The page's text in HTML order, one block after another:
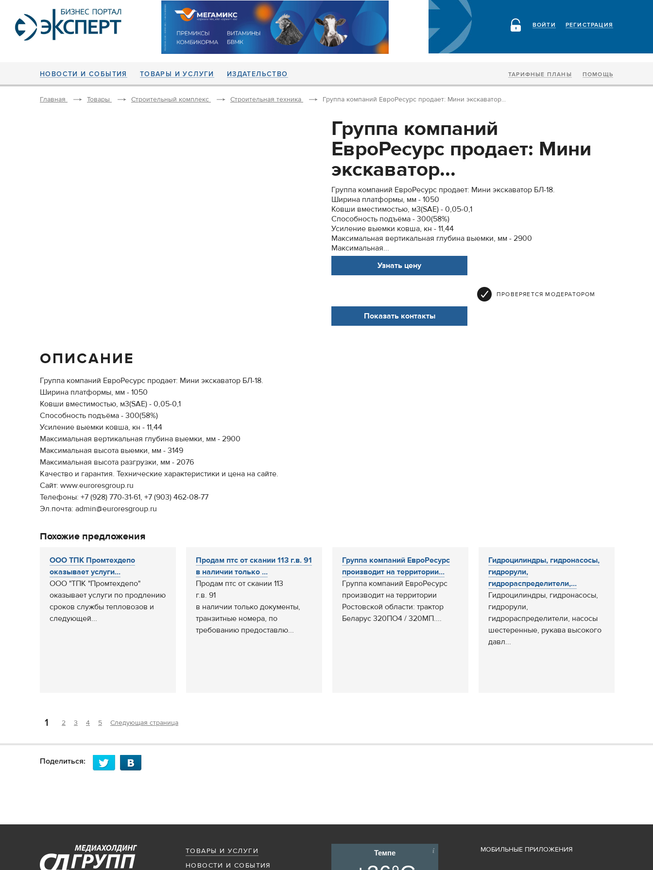
РЕГИСТРАЦИЯ
ВОЙТИ
НОВОСТИ И СОБЫТИЯ ТОВАРЫ И УСЛУГИ ИЗДАТЕЛЬСТВО ТАРИФНЫЕ ПЛАНЫ ПОМОЩЬ
Главная Товары Строительный комплекс Строительная техника Группа компаний ЕвроРесурс продает: Мини экскаватор...
Группа компаний
ЕвроРесурс продает: Мини
экскаватор...
Группа компаний ЕвроРесурс продает: Мини экскаватор БЛ-18.
Ширина платформы, мм - 1050
Ковши вместимостью, м3(SAE) - 0,05-0,1
Способность подъёма - 300(58%)
Усиление выемки ковша, кн - 11,44
Максимальная вертикальная глубина выемки, мм - 2900
Максимальная...
Узнать цену
ПРОВЕРЯЕТСЯ МОДЕРАТОРОМ
Показать контакты
ОПИСАНИЕ
Группа компаний ЕвроРесурс продает: Мини экскаватор БЛ-18.
Ширина платформы, мм - 1050
Ковши вместимостью, м3(SAE) - 0,05-0,1
Способность подъёма - 300(58%)
Усиление выемки ковша, кн - 11,44
Максимальная вертикальная глубина выемки, мм - 2900
Максимальная высота выемки, мм - 3149
Максимальная высота разгрузки, мм - 2076
Качество и гарантия. Технические характеристики и цена на сайте.
Сайт: www.euroresgroup.ru
Телефоны: +7 (928) 770-31-61, +7 (903) 462-08-77
Эл.почта: admin@euroresgroup.ru
Похожие предложения
ООО ТПК Промтехдепо
оказывает услуги...
ООО "ТПК "Промтехдепо"
оказывает услуги по продлению
сроков службы тепловозов и
следующей...
Продам птс от скании 113 г.в. 91
в наличии только ...
Продам птс от скании 113
г.в. 91
в наличии только документы,
транзитные номера, по
требованию предоставлю...
Группа компаний ЕвроРесурс
производит на территории...
Группа компаний ЕвроРесурс
производит на территории
Ростовской области: трактор
Беларус 320ПО4 / 320МП....
Гидроцилиндры, гидронасосы,
гидрорули,
гидрораспределители,...
Гидроцилиндры, гидронасосы,
гидрорули,
гидрораспределители, насосы
шестеренные, рукава высокого
давл...
1 2 3 4 5 Следующая страница
Поделиться:
ТОВАРЫ И УСЛУГИ
НОВОСТИ И СОБЫТИЯ
Темпе МОБИЛЬНЫЕ ПРИЛОЖЕНИЯ